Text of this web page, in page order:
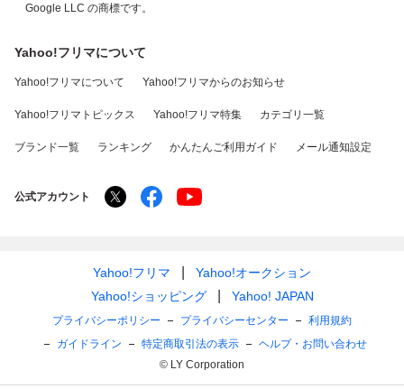
Google LLC の商標です。
Yahoo!フリマについて
Yahoo!フリマについて Yahoo!フリマからのお知らせ
Yahoo!フリマトピックス Yahoo!フリマ特集 カテゴリ一覧
ブランド一覧 ランキング かんたんご利用ガイド メール通知設定
公式アカウント
Yahoo!フリマ
Yahoo!オークション
Yahoo!ショッピング
Yahoo! JAPAN
プライバシーポリシー プライバシーセンター
利用規約
ガイドライン
特定商取引法の表示
ヘルプ・お問い合わせ
© LY Corporation